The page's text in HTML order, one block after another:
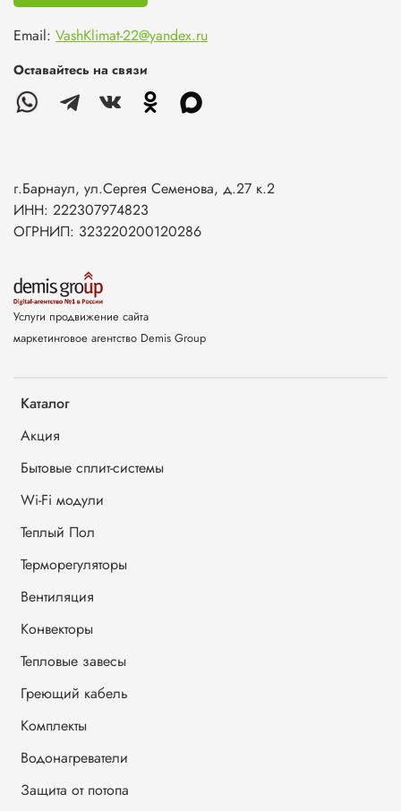
Каталог
Акция
Бытовые сплит-системы
Wi-Fi модули
Теплый Пол
Терморегуляторы
Вентиляция
Конвекторы
Тепловые завесы
Греющий кабель
Комплекты
Водонагреватели
Защита от потопа
Email: VashKlimat-22@yandex.ru
Оставайтесь на связи
г.Барнаул, ул.Сергея Семенова, д.27 к.2
ИНН: 222307974823
ОГРНИП: 323220200120286
Услуги продвижение сайта
маркетинговое агентство Demis Group